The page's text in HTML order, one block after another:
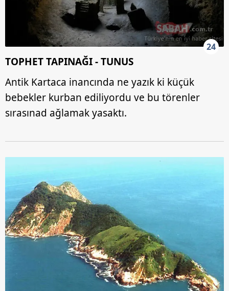
24
TOPHET TAPINAĞI - TUNUS
Antik Kartaca inancında ne yazık ki küçük
bebekler kurban ediliyordu ve bu törenler
sırasınad ağlamak yasaktı.